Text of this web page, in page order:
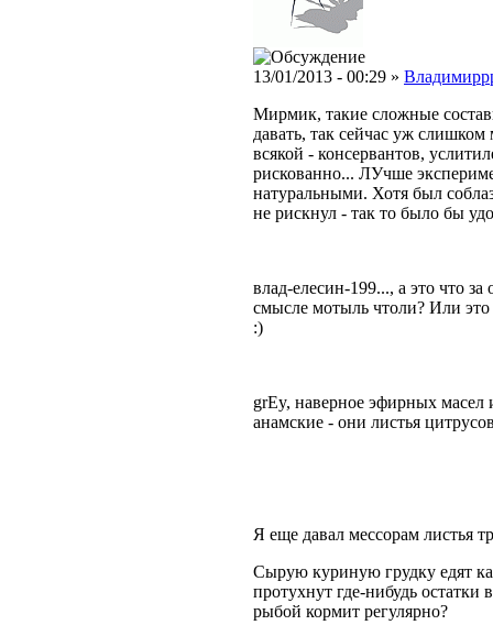
13/01/2013 - 00:29 »
Мирмик, такие сложные
давать, так сейчас уж
всякой - консервантов,
рискованно... ЛУчше
натуральными. Хотя был
не рискнул - так то было бы
влад-елесин-199..., а это что
смысле мотыль чтоли? Или
:)
grEy, наверное эфирных масел
анамские - они листья
Я еще давал мессорам листья
Сырую куриную грудку едят
протухнут где-нибудь
рыбой кормит регулярно?